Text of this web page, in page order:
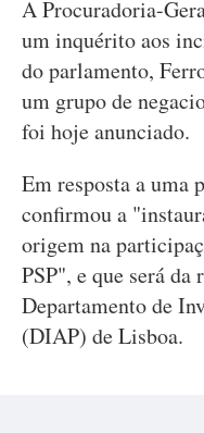
A Procuradoria-
um inquérito aos
do parlamento,
um grupo de
foi hoje anunciado.
Em resposta a uma
confirmou a
origem na
PSP", e que será
Departamento de
(DIAP) de Lisboa.